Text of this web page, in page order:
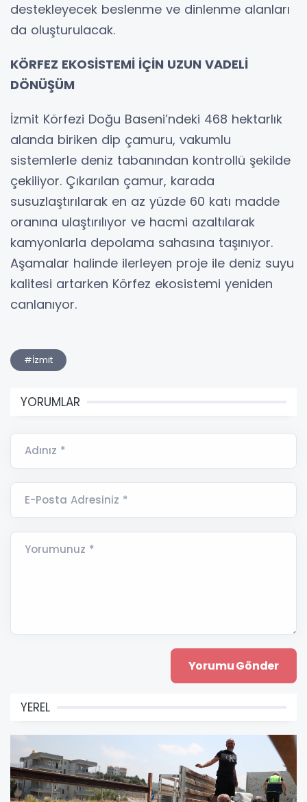
destekleyecek beslenme ve dinlenme alanları
da oluşturulacak.
KÖRFEZ EKOSİSTEMİ İÇİN UZUN VADELİ
DÖNÜŞÜM
İzmit Körfezi Doğu Baseni’ndeki 468 hektarlık
alanda biriken dip çamuru, vakumlu
sistemlerle deniz tabanından kontrollü şekilde
çekiliyor. Çıkarılan çamur, karada
susuzlaştırılarak en az yüzde 60 katı madde
oranına ulaştırılıyor ve hacmi azaltılarak
kamyonlarla depolama sahasına taşınıyor.
Aşamalar halinde ilerleyen proje ile deniz suyu
kalitesi artarken Körfez ekosistemi yeniden
canlanıyor.
#İzmit
YORUMLAR
Adınız *
E-Posta Adresiniz *
Yorumunuz *
YEREL